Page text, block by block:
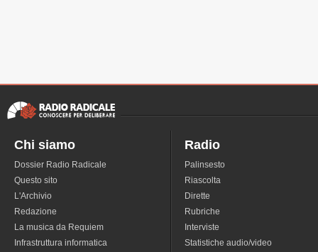
Chi siamo
Dossier Radio Radicale
Questo sito
L'Archivio
Redazione
La musica da Requiem
Infrastruttura informatica
Radio
Palinsesto
Riascolta
Dirette
Rubriche
Interviste
Statistiche audio/video